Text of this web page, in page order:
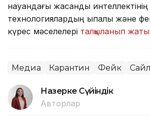
науқандағы жасанды
технологиялардың ықпалы және
күрес мәселелері талқыланып
Медиа Карантин Фейк
Назерке Сүйіндік
Авторлар